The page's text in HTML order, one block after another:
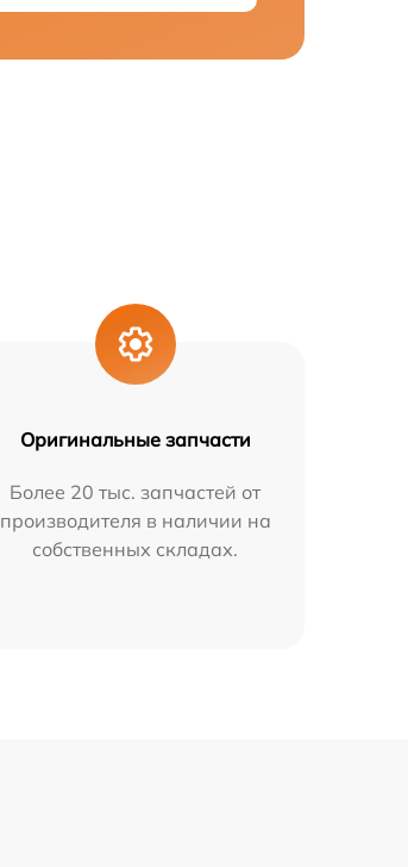
Оригинальные запчасти
Более 20 тыс. запчастей от
производителя в наличии на
собственных складах.